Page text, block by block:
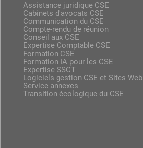
Assistance juridique CSE
Cabinets d'avocats CSE
Communication du CSE
Compte-rendu de réunion
Conseil aux CSE
Expertise Comptable CSE
Formation CSE
Formation IA pour les CSE
Expertise SSCT
Logiciels gestion CSE et Sites Web
Service annexes
Transition écologique du CSE